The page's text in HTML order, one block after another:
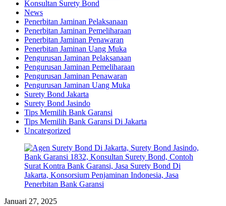
Konsultan Surety Bond
News
Penerbitan Jaminan Pelaksanaan
Penerbitan Jaminan Pemeliharaan
Penerbitan Jaminan Penawaran
Penerbitan Jaminan Uang Muka
Pengurusan Jaminan Pelaksanaan
Pengurusan Jaminan Pemeliharaan
Pengurusan Jaminan Penawaran
Pengurusan Jaminan Uang Muka
Surety Bond Jakarta
Surety Bond Jasindo
Tips Memilih Bank Garansi
Tips Memilih Bank Garansi Di Jakarta
Uncategorized
Januari 27, 2025